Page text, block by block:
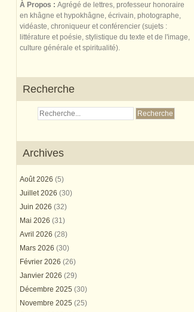
À Propos : Agrégé de lettres, professeur honoraire
en khâgne et hypokhâgne, écrivain, photographe,
vidéaste, chroniqueur et conférencier (sujets :
littérature et poésie, stylistique du texte et de l'image,
culture générale et spiritualité).
Recherche
Archives
Août 2026 (5)
Juillet 2026 (30)
Juin 2026 (32)
Mai 2026 (31)
Avril 2026 (28)
Mars 2026 (30)
Février 2026 (26)
Janvier 2026 (29)
Décembre 2025 (30)
Novembre 2025 (25)